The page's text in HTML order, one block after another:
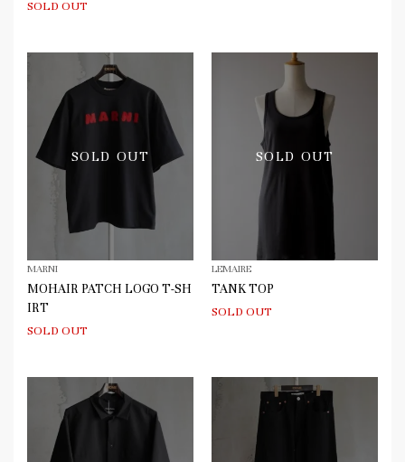
SOLD OUT
SOLD OUT
MARNI
MOHAIR PATCH LOGO T-SH
IRT
SOLD OUT
SOLD OUT
LEMAIRE
TANK TOP
SOLD OUT